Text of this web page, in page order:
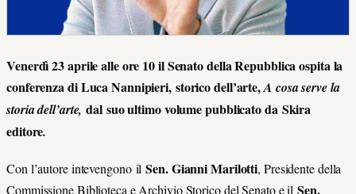
Venerdì 23 aprile alle ore 10 il Senato della Repubblica ospita la
conferenza di Luca Nannipieri, storico dell’arte,A cosa serve la
storia dell’arte,dal suo ultimo volume pubblicato da Skira
editore.
Con l’autore intevengono ilSen. Gianni Marilotti, Presidente della
Commissione Biblioteca e Archivio Storico del Senato e ilSen.